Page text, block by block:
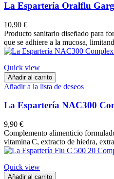
La Espartería Oralflu
10,90 €
Producto sanitario diseñado para
que se adhiere a la mucosa,
Quick view
Añadir al carrito
Añadir a la lista de deseos
La Espartería NAC300
9,90 €
Complemento alimenticio
vitamina C, extracto de hiedra,
Quick view
Añadir al carrito